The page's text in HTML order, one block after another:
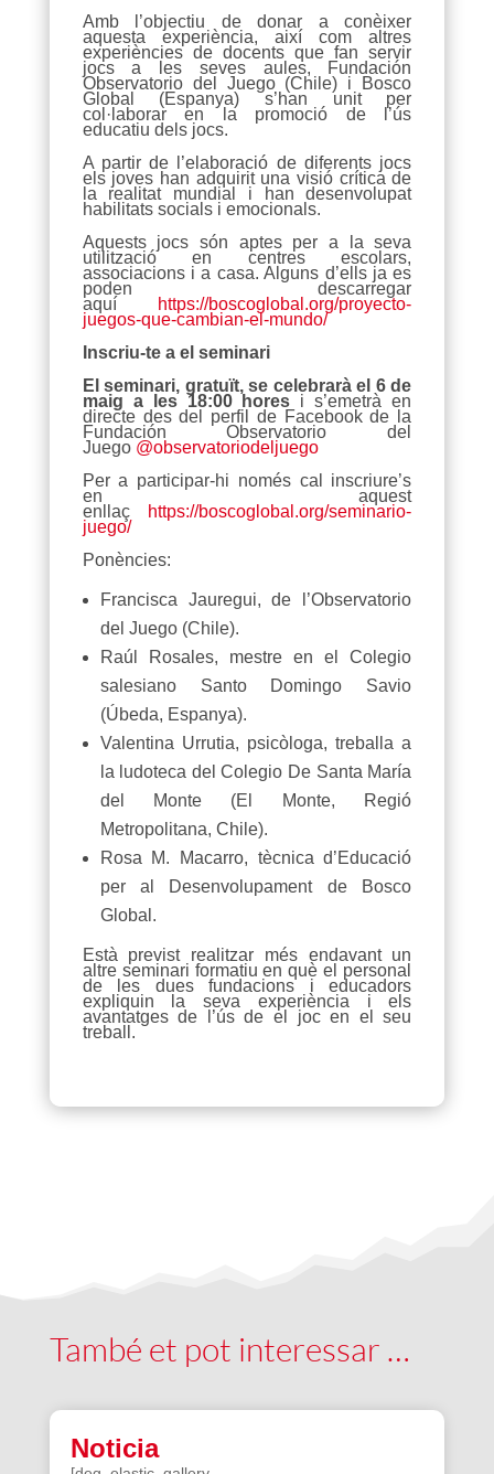
Amb l’objectiu de donar a conèixer
aquesta experiència, així com altres
experiències de docents que fan servir
jocs a les seves aules, Fundación
Observatorio del Juego (Chile) i Bosco
Global (Espanya) s’han unit per
col·laborar en la promoció de l’ús
educatiu dels jocs.
A partir de l’elaboració de diferents jocs
els joves han adquirit una visió crítica de
la realitat mundial i han desenvolupat
habilitats socials i emocionals.
Aquests jocs són aptes per a la seva
utilització en centres escolars,
associacions i a casa. Alguns d’ells ja es
poden descarregar
aquí
https://boscoglobal.org/proyecto-
juegos-que-cambian-el-mundo/
Inscriu-te a el seminari
El seminari, gratuït, se celebrarà el 6 de
maig a les 18:00 hores i s’emetrà en
directe des del perfil de Facebook de la
Fundación Observatorio del
Juego @observatoriodeljuego
Per a participar-hi només cal inscriure’s
en aquest
enllaç
https://boscoglobal.org/seminario-
juego/
Ponències:
Francisca Jauregui, de l’Observatorio
del Juego (Chile).
Raúl Rosales, mestre en el Colegio
salesiano Santo Domingo Savio
(Úbeda, Espanya).
Valentina Urrutia, psicòloga, treballa a
la ludoteca del Colegio De Santa María
del Monte (El Monte, Regió
Metropolitana, Chile).
Rosa M. Macarro, tècnica d’Educació
per al Desenvolupament de Bosco
Global.
Està previst realitzar més endavant un
altre seminari formatiu en què el personal
de les dues fundacions i educadors
expliquin la seva experiència i els
avantatges de l’ús de el joc en el seu
treball.
També et pot interessar …
Noticia